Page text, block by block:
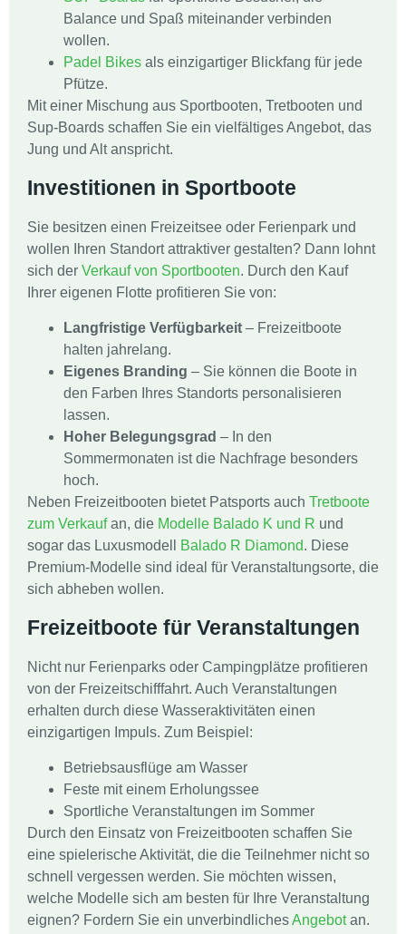
Balance und Spaß miteinander verbinden
wollen.
Padel Bikes als einzigartiger Blickfang für jede
Pfütze.
Mit einer Mischung aus Sportbooten, Tretbooten und
Sup-Boards schaffen Sie ein vielfältiges Angebot, das
Jung und Alt anspricht.
Investitionen in Sportboote
Sie besitzen einen Freizeitsee oder Ferienpark und
wollen Ihren Standort attraktiver gestalten? Dann lohnt
sich der Verkauf von Sportbooten. Durch den Kauf
Ihrer eigenen Flotte profitieren Sie von:
Langfristige Verfügbarkeit – Freizeitboote
halten jahrelang.
Eigenes Branding – Sie können die Boote in
den Farben Ihres Standorts personalisieren
lassen.
Hoher Belegungsgrad – In den
Sommermonaten ist die Nachfrage besonders
hoch.
Neben Freizeitbooten bietet Patsports auch Tretboote
zum Verkaufan, die Modelle Balado K und R und
sogar das Luxusmodell
Balado R Diamond. Diese
Premium-Modelle sind ideal für Veranstaltungsorte, die
sich abheben wollen.
Freizeitboote für Veranstaltungen
Nicht nur Ferienparks oder Campingplätze profitieren
von der Freizeitschifffahrt. Auch Veranstaltungen
erhalten durch diese Wasseraktivitäten einen
einzigartigen Impuls. Zum Beispiel:
Betriebsausflüge am Wasser
Feste mit einem Erholungssee
Sportliche Veranstaltungen im Sommer
Durch den Einsatz von Freizeitbooten schaffen Sie
eine spielerische Aktivität, die die Teilnehmer nicht so
schnell vergessen werden. Sie möchten wissen,
welche Modelle sich am besten für Ihre Veranstaltung
eignen? Fordern Sie ein unverbindlichesAngebotan.